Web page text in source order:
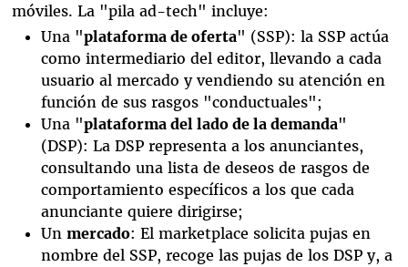
móviles. La "pila ad-tech" incluye:
Una "plataforma de oferta" (SSP): la SSP actúa
como intermediario del editor, llevando a cada
usuario al mercado y vendiendo su atención en
función de sus rasgos "conductuales";
Una "plataforma del lado de la demanda"
(DSP): La DSP representa a los anunciantes,
consultando una lista de deseos de rasgos de
comportamiento específicos a los que cada
anunciante quiere dirigirse;
Un mercado: El marketplace solicita pujas en
nombre del SSP, recoge las pujas de los DSP y, a